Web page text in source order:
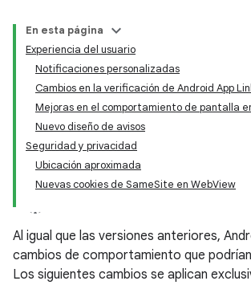
En esta página
Experiencia del usuario
Notificaciones personalizadas
Cambios en la verificación de Android App
Mejoras en el comportamiento de pantalla
Nuevo diseño de avisos
Seguridad y privacidad
Ubicación aproximada
Nuevas cookies de SameSite en WebView
Al igual que las versiones anteriores,
cambios de comportamiento que
Los siguientes cambios se aplican